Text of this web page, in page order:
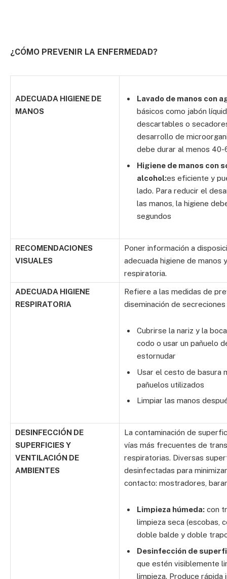
¿CÓMO PREVENIR LA ENFERMEDAD?
ADECUADA HIGIENE DE
MANOS
Lavado de manos con
básicos como jabón
descartables o
desarrollo de
debe durar al menos 40-
Higiene de manos con
alcohol:es eficiente y
lado. Para reducir el
las manos, la higiene
segundos
RECOMENDACIONES
VISUALES
Poner información a
adecuada higiene de manos
respiratoria.
ADECUADA HIGIENE
RESPIRATORIA
Refiere a las medidas de
diseminación de
Cubrirse la nariz y la
codo o usar un pañuelo
estornudar
Usar el cesto de basura
pañuelos utilizados
Limpiar las manos
DESINFECCIÓN DE
SUPERFICIES Y
VENTILACIÓN DE
AMBIENTES
La contaminación de
vías más frecuentes de
respiratorias. Diversas
desinfectadas para
contacto: mostradores,
Limpieza húmeda: con
limpieza seca (escobas,
doble balde y doble
Desinfección de
que estén visiblemente
limpieza. Produce rápida